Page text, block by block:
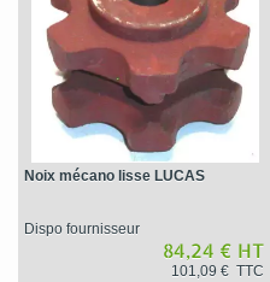
Noix mécano lisse LUCAS
Dispo fournisseur
84,24 € HT
101,09 € TTC